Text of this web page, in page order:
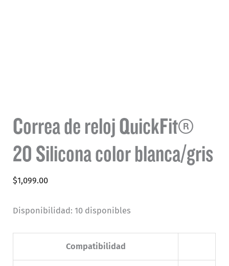
Correa de reloj QuickFit®
20 Silicona color blanca/gris
$1,099.00
Disponibilidad: 10 disponibles
Compatibilidad